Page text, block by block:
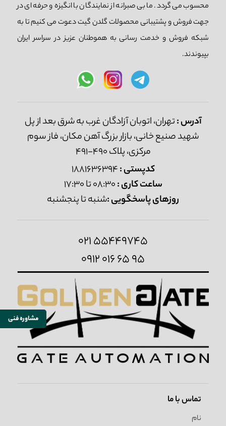
مشاوره فنی
محسوب می گردد. ما بی صبرانه از نمایندگان با انگیزه و حرفه ای در
جهت فروش و پشتیبانی محصولات گلدن گیت دعوت می کنیم تا به
شبکه فروش و خدمت رسانی به هموطنان عزیز در سراسر ایران
بپیوندند.
آدرس :تهران، اتوبان آزادگان غرب به شرق بعد از پل
شهید صنیع خانی، بازار بزرگ آهن مکان، فاز سوم
مرکزی، پلاک 490-491
کدپستی :1881636394
ساعت کاری :
روزهای پاسخگویی :شنبه تا پنجشنبه
021 55449745
0912 016 65 95
تماس با ما
نام